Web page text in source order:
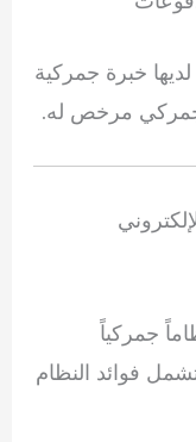
خبرة جمركية
جمركي مرخص له.
جمركياً
فوائد النظام